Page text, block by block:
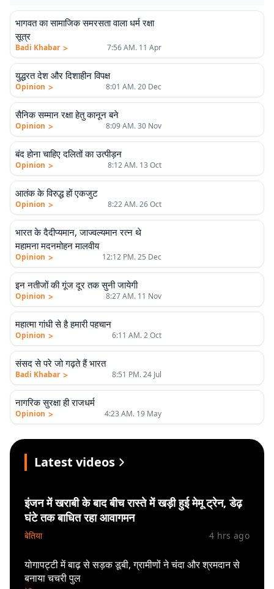
भागवत का सामाजिक समरसता वाला धर्म रक्षा
सूत्र
Badi Khabar > 7:56 AM. 11 Apr
युद्धरत देश और दिशाहीन विपक्ष
Opinion > 8:01 AM. 20 Dec
सैनिक सम्मान रक्षा हेतु कानून बने
Opinion > 8:09 AM. 30 Nov
बंद होना चाहिए दलितों का उत्पीड़न
Opinion > 8:12 AM. 13 Oct
आतंक के विरुद्ध हों एकजुट
Opinion > 8:22 AM. 26 Oct
भारत के दैदीप्यमान, जाज्वल्यमान रत्न थे
महामना मदनमोहन मालवीय
Opinion > 12:12 PM. 25 Dec
इन नतीजों की गूंज दूर तक सुनी जायेगी
Opinion > 8:27 AM. 11 Nov
महात्मा गांधी से है हमारी पहचान
Opinion > 6:11 AM. 2 Oct
संसद से परे जो गढ़ते हैं भारत
Badi Khabar > 8:51 PM. 24 Jul
नागरिक सुरक्षा ही राजधर्म
Opinion > 4:23 AM. 19 May
Latest videos
इंजन में खराबी के बाद बीच रास्ते में खड़ी हुई मेमू ट्रेन, डेढ़
घंटे तक बाधित रहा आवागमन
बेतिया 4 hrs ago
योगापट्टी में बाढ़ से सड़क डूबी, ग्रामीणों ने चंदा और श्रमदान से
बनाया चचरी पुल